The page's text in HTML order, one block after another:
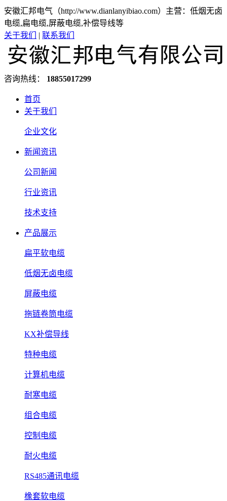
安徽汇邦电气（http://www.dianlanyibiao.com）主营：低烟无卤
电缆,扁电缆,屏蔽电缆,补偿导线等
关于我们
| 联系我们
咨询热线： 18855017299
首页
关于我们
企业文化
新闻资讯
公司新闻
行业资讯
技术支持
产品展示
扁平软电缆
低烟无卤电缆
屏蔽电缆
拖链卷筒电缆
KX补偿导线
特种电缆
计算机电缆
耐寒电缆
组合电缆
控制电缆
耐火电缆
RS485通讯电缆
橡套软电缆